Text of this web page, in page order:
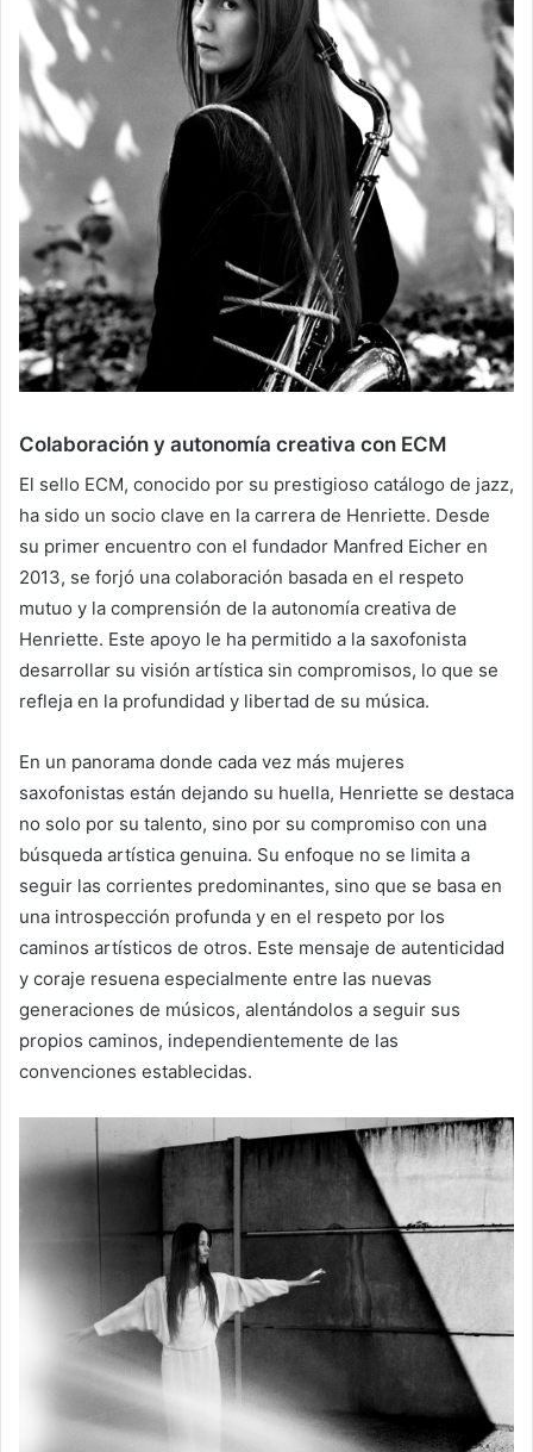
Colaboración y autonomía creativa con ECM
El sello ECM, conocido por su prestigioso catálogo de jazz,
ha sido un socio clave en la carrera de Henriette. Desde
su primer encuentro con el fundador Manfred Eicher en
2013, se forjó una colaboración basada en el respeto
mutuo y la comprensión de la autonomía creativa de
Henriette. Este apoyo le ha permitido a la saxofonista
desarrollar su visión artística sin compromisos, lo que se
refleja en la profundidad y libertad de su música.
En un panorama donde cada vez más mujeres
saxofonistas están dejando su huella, Henriette se destaca
no solo por su talento, sino por su compromiso con una
búsqueda artística genuina. Su enfoque no se limita a
seguir las corrientes predominantes, sino que se basa en
una introspección profunda y en el respeto por los
caminos artísticos de otros. Este mensaje de autenticidad
y coraje resuena especialmente entre las nuevas
generaciones de músicos, alentándolos a seguir sus
propios caminos, independientemente de las
convenciones establecidas.